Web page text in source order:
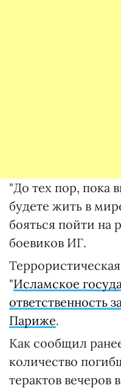
"До тех пор, пока
будете жить в
бояться пойти на
боевиков ИГ.
"Исламское
ответственность
Париже.
Как сообщил
количество
терактов вечеров